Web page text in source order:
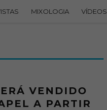
MIXOLOGIA VÍDEOS
VENDIDO
A PARTIR